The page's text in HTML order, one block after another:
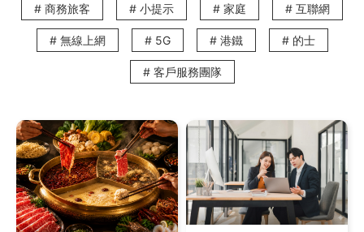
V CAUSEWAY BAY 2：位於銅鑼灣道 25 號，在銅鑼灣站乘搭地鐵約 3 分鐘
前往灣仔站 D 出口，到達地面後沿著利東街直行，再橫過皇后大道東即可到
達合和中心，全程步行約 3 分鐘。
：位於跑馬地成和道 68 號，乘車前往約 9 分鐘。
：位於西九龍廣東道 535 號，乘車前往約 17 分鐘。
位於天后區的 Bay Pickle 氛圍相對輕鬆優雅，是港島東區極具人氣的室內場地。這
裡的燈光與場地規劃非常專業，無論是新手體驗還是進階玩家對打，都能享受到極致
的揮拍樂趣。
地址： 天后木星街 23 號地舖 1-2 號
參考收費： 場地租用費用相對親民，約 HK$200 至 HK$450/每節不等（視乎時段
及會員資格）。
交通指南與 The V 專屬便利
# 商務旅客 # 小提示 # 家庭 # 互聯網
# 無線上網 # 5G # 港鐵 # 的士
# 客戶服務團隊